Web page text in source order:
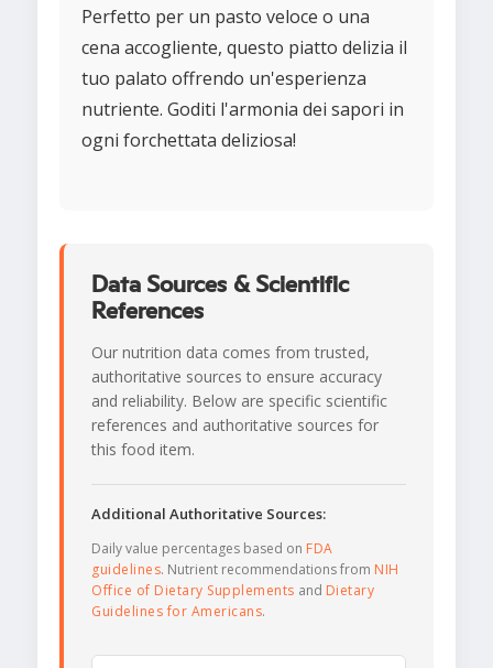
Perfetto per un pasto veloce o una
cena accogliente, questo piatto delizia il
tuo palato offrendo un'esperienza
nutriente. Goditi l'armonia dei sapori in
ogni forchettata deliziosa!
Data Sources & Scientific
References
Our nutrition data comes from trusted,
authoritative sources to ensure accuracy
and reliability. Below are specific scientific
references and authoritative sources for
this food item.
Additional Authoritative Sources:
Daily value percentages based on FDA
guidelines. Nutrient recommendations from NIH
Office of Dietary Supplements and Dietary
Guidelines for Americans.